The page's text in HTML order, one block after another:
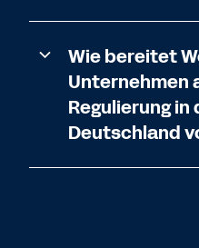
Wie bereitet
Unternehmen
Regulierung in
Deutschland